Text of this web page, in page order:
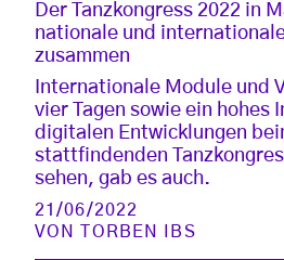
Der Tanzkongress 2022 in
nationale und
zusammen
Internationale Module und
vier Tagen sowie ein hohes
digitalen Entwicklungen
stattfindenden
sehen, gab es auch.
21/06/2022
VON
TORBEN IBS